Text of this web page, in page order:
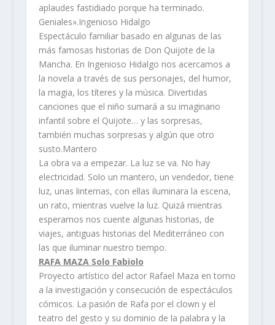
aplaudes fastidiado porque ha terminado.
Geniales».Ingenioso Hidalgo
Espectáculo familiar basado en algunas de las
más famosas historias de Don Quijote de la
Mancha. En Ingenioso Hidalgo nos acercamos a
la novela a través de sus personajes, del humor,
la magia, los títeres y la música. Divertidas
canciones que el niño sumará a su imaginario
infantil sobre el Quijote… y las sorpresas,
también muchas sorpresas y algún que otro
susto.Mantero
La obra va a empezar. La luz se va. No hay
electricidad. Solo un mantero, un vendedor, tiene
luz, unas linternas, con ellas iluminara la escena,
un rato, mientras vuelve la luz. Quizá mientras
esperamos nos cuente algunas historias, de
viajes, antiguas historias del Mediterráneo con
las que iluminar nuestro tiempo.
RAFA MAZA Solo Fabiolo
Proyecto artístico del actor Rafael Maza en torno
a la investigación y consecución de espectáculos
cómicos. La pasión de Rafa por el clown y el
teatro del gesto y su dominio de la palabra y la